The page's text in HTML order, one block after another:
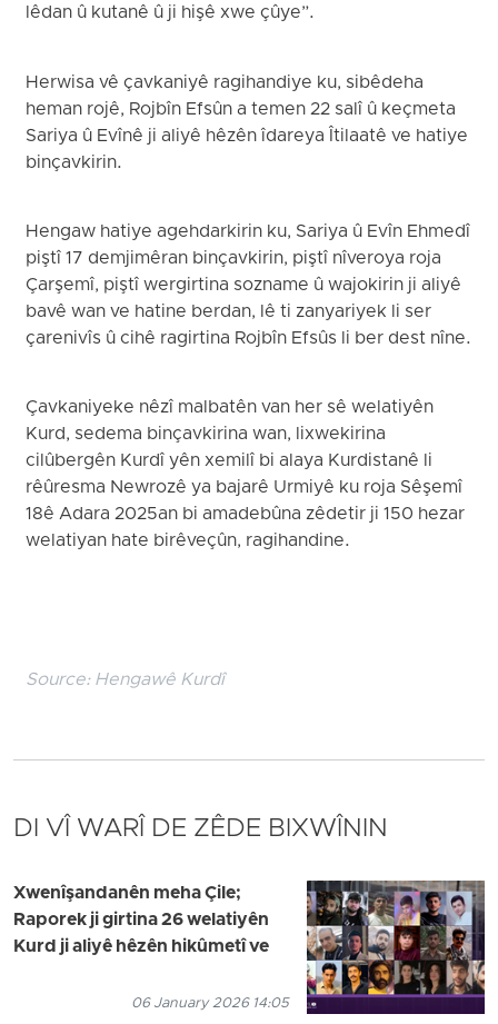
lêdan û kutanê û ji hişê xwe çûye”.
Herwisa vê çavkaniyê ragihandiye ku, sibêdeha
heman rojê, Rojbîn Efsûn a temen 22 salî û keçmeta
Sariya û Evînê ji aliyê hêzên îdareya Îtilaatê ve hatiye
binçavkirin.
Hengaw hatiye agehdarkirin ku, Sariya û Evîn Ehmedî
piştî 17 demjimêran binçavkirin, piştî nîveroya roja
Çarşemî, piştî wergirtina sozname û wajokirin ji aliyê
bavê wan ve hatine berdan, lê ti zanyariyek li ser
çarenivîs û cihê ragirtina Rojbîn Efsûs li ber dest nîne.
Çavkaniyeke nêzî malbatên van her sê welatiyên
Kurd, sedema binçavkirina wan, lixwekirina
cilûbergên Kurdî yên xemilî bi alaya Kurdistanê li
rêûresma Newrozê ya bajarê Urmiyê ku roja Sêşemî
18ê Adara 2025an bi amadebûna zêdetir ji 150 hezar
welatiyan hate birêveçûn, ragihandine.
Source: Hengawê Kurdî
DI VÎ WARÎ DE ZÊDE BIXWÎNIN
Xwenîşandanên meha Çile;
Raporek ji girtina 26 welatiyên
Kurd ji aliyê hêzên hikûmetî ve
06 January 2026 14:05